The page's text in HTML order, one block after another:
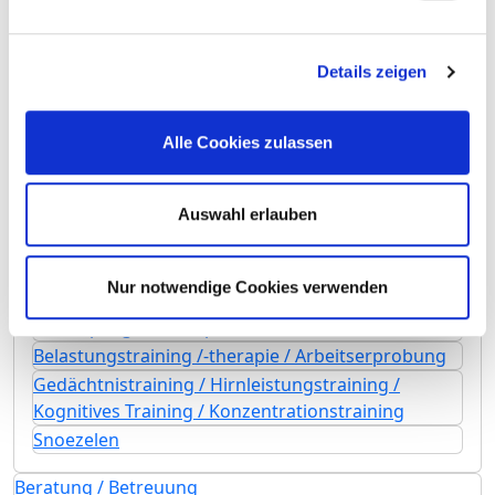
Details zeigen
Alle Cookies zulassen
Auswahl erlauben
Nur notwendige Cookies verwenden
und/oder Gruppentherapie
Präventive Leistungsangebote / Präventionskurse
Schmerztherapie /-management
Spezielle Entspannungstherapie
Spezielles pflegerisches Leistungsangebot
Stimm- und Sprachtherapie / Logopädie
Wundmanagement
Aromapflege /-therapie
Belastungstraining /-therapie / Arbeitserprobung
Gedächtnistraining / Hirnleistungstraining /
Kognitives Training / Konzentrationstraining
Snoezelen
Beratung / Betreuung